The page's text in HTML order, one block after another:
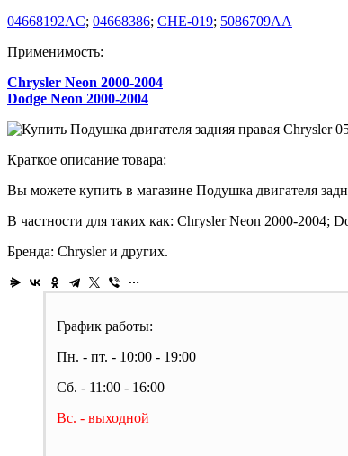
04668192AC; 04668386; CHE-019; 5086709AA
Применимость:
Chrysler Neon 2000-2004
Dodge Neon 2000-2004
Краткое описание товара:
Вы можете купить в магазине Подушка двигателя
В частности для таких как: Chrysler Neon 2000-2004;
Бренда: Chrysler и других.
График работы:
Пн. - пт. - 10:00 - 19:00
Сб. - 11:00 - 16:00
Вс. - выходной